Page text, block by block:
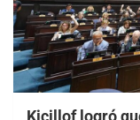
Kicillof logró